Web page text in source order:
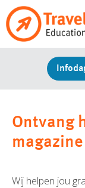
Ga
naar
Ontvang
magazine
Wij helpen jou